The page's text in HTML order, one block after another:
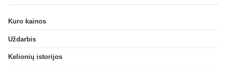
Kuro kainos
Uždarbis
Kelionių istorijos